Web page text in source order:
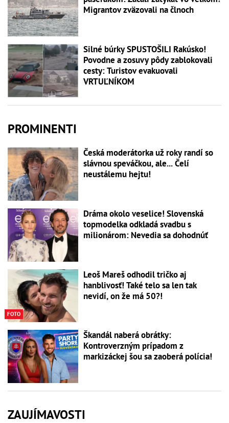
Migrantov zväzovali na člnoch
Silné búrky SPUSTOŠILI Rakúsko!
Povodne a zosuvy pôdy zablokovali
cesty: Turistov evakuovali
VRTUĽNÍKOM
PROMINENTI
Česká moderátorka už roky randí so
slávnou speváčkou, ale... Čelí
neustálemu hejtu!
Dráma okolo veselice! Slovenská
topmodelka odkladá svadbu s
milionárom: Nevedia sa dohodnúť
FOTO
Leoš Mareš odhodil tričko aj
hanblivosť! Také telo sa len tak
nevidí, on že má 50?!
Škandál naberá obrátky:
Kontroverzným prípadom z
markizáckej šou sa zaoberá polícia!
ZAUJÍMAVOSTI